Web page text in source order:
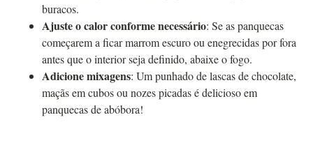
buracos.
Ajuste o calor conforme necessário: Se as panquecas
começarem a ficar marrom escuro ou enegrecidas por fora
antes que o interior seja definido, abaixe o fogo.
Adicione mixagens: Um punhado de lascas de chocolate,
maçãs em cubos ou nozes picadas é delicioso em
panquecas de abóbora!